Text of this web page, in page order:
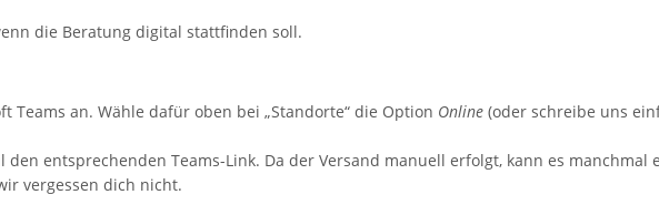
die Beratung digital stattfinden soll.
an. Wähle dafür oben bei „Standorte“ die Option Online (oder schreibe uns
entsprechenden Teams-Link. Da der Versand manuell erfolgt, kann es manchmal
vergessen dich nicht.